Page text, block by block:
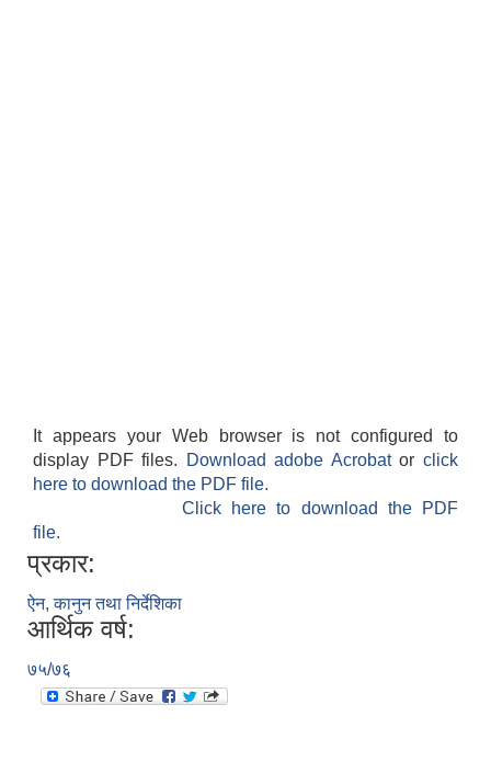
It appears your Web browser is not configured to
display PDF files.
Download adobe Acrobatorclick
here to download the PDF file.
Click here to download the PDF
file.
प्रकार:
ऐन, कानुन तथा निर्देशिका
आर्थिक वर्ष:
७५/७६